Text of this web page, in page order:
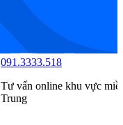
098.6666.519
Tư vấn online khu vực
Bắc